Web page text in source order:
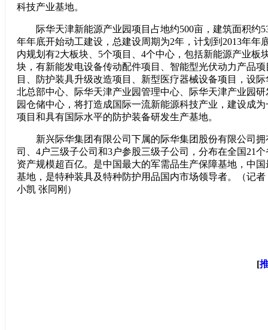
科技产业基地。
际华天津新能源产业园项目占地约500亩，建筑面积约
年年底开始动工建设，总建设周期为2年，计划到2013年年
内规划有2大板块、5个项目、4个中心，包括新能源产业板
块，有新能发电设备传动配件项目、智能型光伏动力产品
目、防护装具升级改造项目、新型医疗器械设备项目，设
北总部中心、际华天津产业园管理中心、际华天津产业园
园仓储中心，将打造成国际一流新能源科技产业，建设成
项目和具有国际水平的防护装备研发生产基地。
新兴际华集团有限公司下属的际华集团股份有限公司拥
司、4户三级子公司和3户参股三级子公司，分布在全国21
资产规模超百亿。是中国最大的军需品生产保障基地，中
基地，是特种装具及特种防护用品国内市场领导者。（记
小凯 张同刚）
[